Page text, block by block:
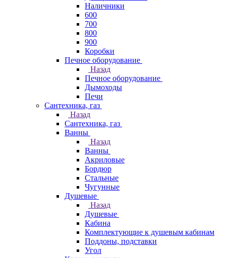
Наличники
600
700
800
900
Коробки
Печное оборудование
Назад
Печное оборудование
Дымоходы
Печи
Сантехника, газ
Назад
Сантехника, газ
Ванны
Назад
Ванны
Акриловые
Бордюр
Стальные
Чугунные
Душевые
Назад
Душевые
Кабина
Комплектующие к душевым кабинам
Поддоны, подставки
Угол